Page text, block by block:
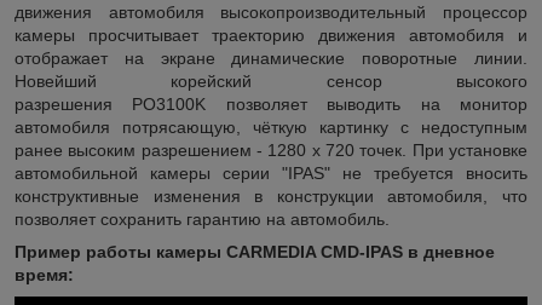
движения автомобиля высокопроизводительный процессор
камеры просчитывает траекторию движения автомобиля и
отображает на экране динамические поворотные линии.
Новейший корейский сенсор высокого
разрешения PO3100K позволяет выводить на монитор
автомобиля потрясающую, чёткую картинку с недоступным
ранее высоким разрешением - 1280 x 720 точек. При установке
автомобильной камеры серии "IPAS" не требуется вносить
конструктивные изменения в конструкции автомобиля, что
позволяет сохранить гарантию на автомобиль.
Пример работы камеры CARMEDIA CMD-IPAS в дневное
время: